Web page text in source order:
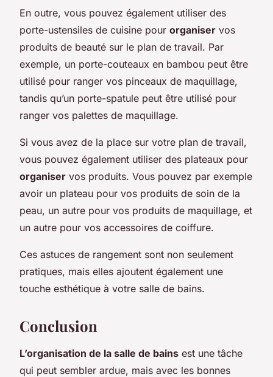
En outre, vous pouvez également utiliser des
porte-ustensiles de cuisine pour organiser vos
produits de beauté sur le plan de travail. Par
exemple, un porte-couteaux en bambou peut être
utilisé pour ranger vos pinceaux de maquillage,
tandis qu’un porte-spatule peut être utilisé pour
ranger vos palettes de maquillage.
Si vous avez de la place sur votre plan de travail,
vous pouvez également utiliser des plateaux pour
organiser vos produits. Vous pouvez par exemple
avoir un plateau pour vos produits de soin de la
peau, un autre pour vos produits de maquillage, et
un autre pour vos accessoires de coiffure.
Ces astuces de rangement sont non seulement
pratiques, mais elles ajoutent également une
touche esthétique à votre salle de bains.
Conclusion
L’organisation de la salle de bains est une tâche
qui peut sembler ardue, mais avec les bonnes